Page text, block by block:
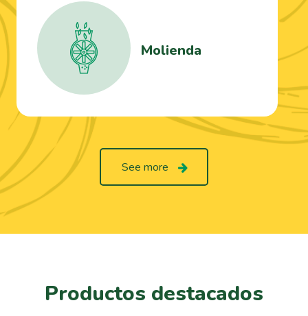
Molienda
See more
Productos destacados